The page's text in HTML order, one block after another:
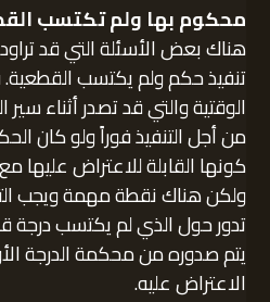
محكوم بها ولم تكتسب
هناك بعض الأسئلة التي قد
تنفيذ حكم ولم يكتسب
الوقتية والتي قد تصدر أثناء
من أجل التنفيذ فوراً ولو كان
كونها القابلة للاعتراض عليها
ولكن هناك نقطة مهمة ويجب
تدور حول الذي لم يكتسب درجة
يتم صدوره من محكمة الدرجة
الاعتراض عليه.